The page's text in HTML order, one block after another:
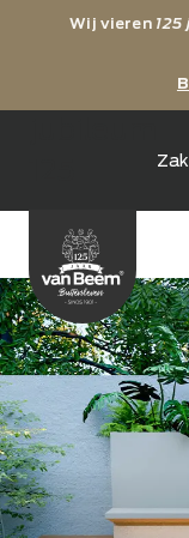
Wij vieren 125